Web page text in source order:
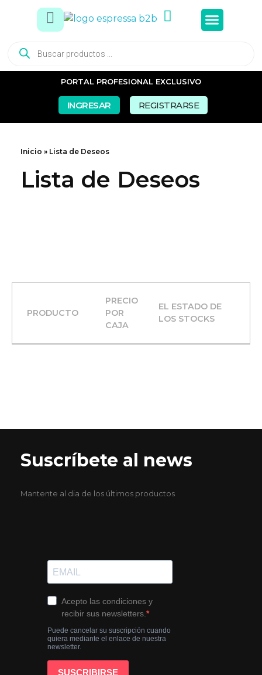
PORTAL PROFESIONAL EXCLUSIVO
INGRESAR REGISTRARSE
Inicio » Lista de Deseos
Lista de Deseos
PRODUCTO
PRECIO
EL ESTADO DE
LOS STOCKS
Suscríbete al news
Mantente al dia de los últimos productos